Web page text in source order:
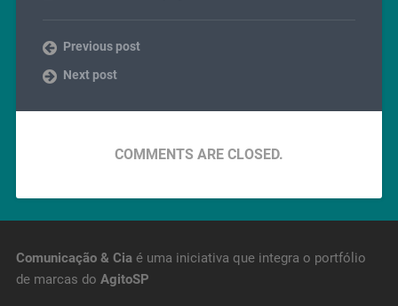
Previous post
Next post
COMMENTS ARE CLOSED.
Comunicação & Ciaé uma iniciativa que integra o portfólio
de marcas do AgitoSP